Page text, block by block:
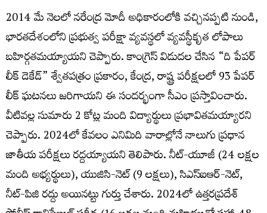
2014 మే నెలలో నరేంద్ర మోదీ అధికారంలోకి వచ్చినప్పటి నుండి,
భారతదేశంలోని ప్రభుత్వ పరీక్షా వ్యవస్థలో వ్యవస్థీకృత లోపాలు
బహిర్గతమయ్యాయ‌ని చెప్పారు. కాంగ్రెస్ విడుదల చేసిన “ది పేపర్
లీక్ డెకేడ్” శ్వేతపత్రం ప్రకారం, కేంద్ర, రాష్ట్ర పరీక్షలలో 93 పేపర్
లీక్ ఘటనలు జరిగాయ‌ని ఈ సంద‌ర్భంగా సీఎం ప్ర‌స్తావించారు.
వీటివల్ల సుమారు 2 కోట్ల మంది విద్యార్థులు ప్రభావితమయ్యార‌ని
చెప్పారు. 2024లో కేవలం ఎనిమిది వారాల్లోనే నాలుగు ప్రధాన
జాతీయ పరీక్షలు రద్దయ్యాయ‌ని తెలిపారు. నీట్-యూజీ (24 లక్షల
మంది అభ్యర్థులు), యుజిసి-నెట్ (9 లక్షలు), సిఎస్‌ఐఆర్-నెట్,
నీట్-పిజి ర‌ద్దు అయిన‌ట్టు గుర్తు చేశారు. 2024లో ఉత్తరప్రదేశ్